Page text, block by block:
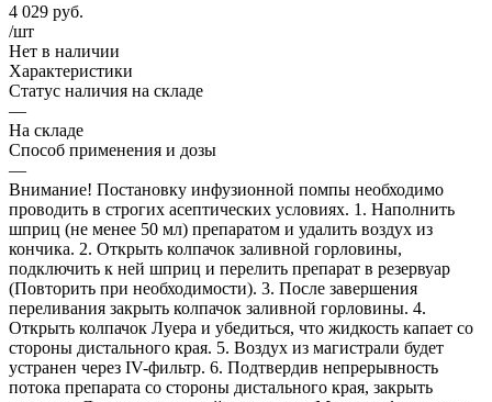
4 029 руб.
/шт
Нет в наличии
Характеристики
Статус наличия на складе
—
На складе
Способ применения и дозы
—
Внимание! Постановку инфузионной помпы необходимо
проводить в строгих асептических условиях. 1. Наполнить
шприц (не менее 50 мл) препаратом и удалить воздух из
кончика. 2. Открыть колпачок заливной горловины,
подключить к ней шприц и перелить препарат в резервуар
(Повторить при необходимости). 3. После завершения
переливания закрыть колпачок заливной горловины. 4.
Открыть колпачок Луера и убедиться, что жидкость капает со
стороны дистального края. 5. Воздух из магистрали будет
устранен через IV-фильтр. 6. Подтвердив непрерывность
потока препарата со стороны дистального края, закрыть